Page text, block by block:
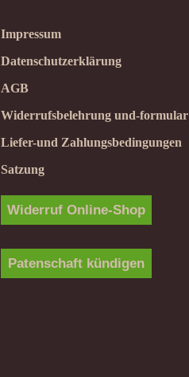
Impressum
Datenschutzerklärung
AGB
Widerrufsbelehrung und-formular
Liefer-und Zahlungsbedingungen
Satzung
Widerruf Online-Shop
Patenschaft kündigen